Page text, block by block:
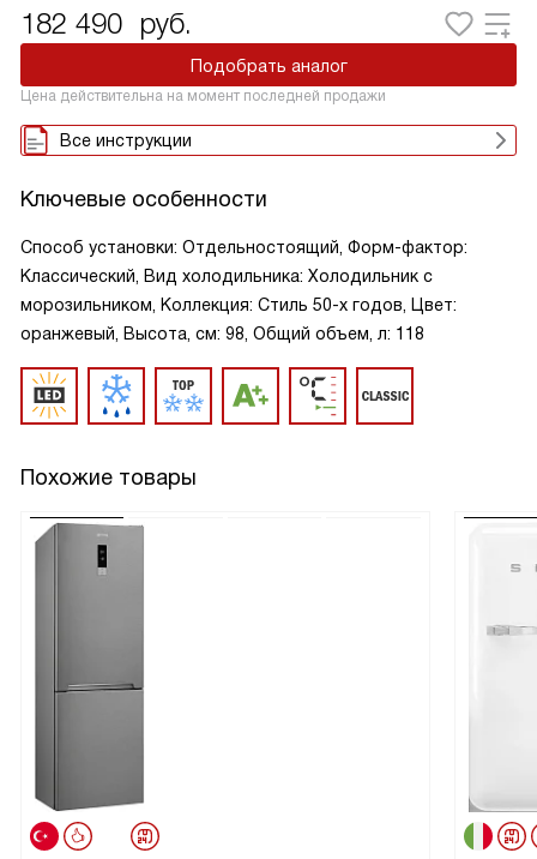
182 490 руб.
Подобрать аналог
Цена действительна на момент последней продажи
Все инструкции
Ключевые особенности
Способ установки: Отдельностоящий, Форм-фактор:
Классический, Вид холодильника: Холодильник с
морозильником, Коллекция: Стиль 50-х годов, Цвет:
оранжевый, Высота, см: 98, Общий объем, л: 118
Похожие товары